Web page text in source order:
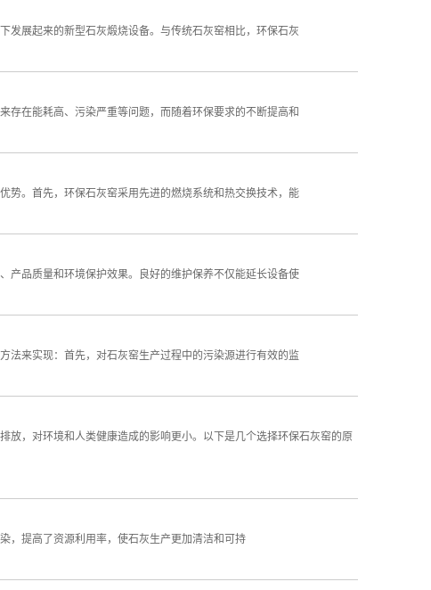
发展起来的新型石灰煅烧设备。与传统石灰窑相比，环保石灰
存在能耗高、污染严重等问题，而随着环保要求的不断提高和
势。首先，环保石灰窑采用先进的燃烧系统和热交换技术，能
产品质量和环境保护效果。良好的维护保养不仅能延长设备使
法来实现：首先，对石灰窑生产过程中的污染源进行有效的监
放，对环境和人类健康造成的影响更小。以下是几个选择环保石灰窑的原
，提高了资源利用率，使石灰生产更加清洁和可持